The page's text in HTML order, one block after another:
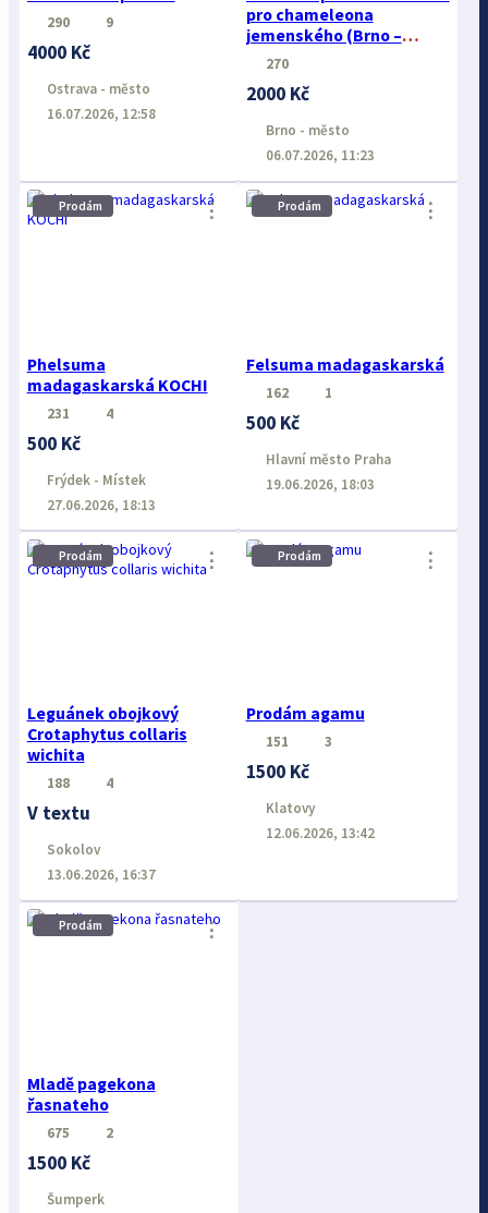
290 9
4000 Kč
Ostrava - město
16.07.2026, 12:58
pro chameleona
jemenského (Brno –
Vinohrady)
270
2000 Kč
Brno - město
06.07.2026, 11:23
Prodám
Phelsuma
madagaskarská KOCHI
⋮
231 4
500 Kč
Frýdek - Místek
27.06.2026, 18:13
Prodám
Felsuma madagaskarská
⋮
162 1
500 Kč
Hlavní město Praha
19.06.2026, 18:03
Prodám
Leguánek obojkový
Crotaphytus collaris
wichita
⋮
188 4
V textu
Sokolov
13.06.2026, 16:37
Prodám
Prodám agamu
⋮
151 3
1500 Kč
Klatovy
12.06.2026, 13:42
Prodám
Mladě pagekona
řasnateho
⋮
675 2
1500 Kč
Šumperk